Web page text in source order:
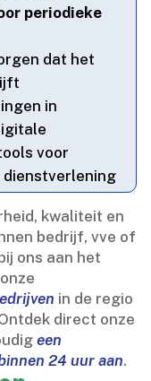
periodieke
dat het
in
voor
kwaliteit en
bedrijf, vve of
ons aan het
in de regio
direct onze
een
24 uur aan.​